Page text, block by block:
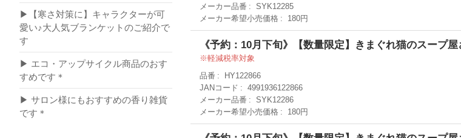
メーカー品番
SYK12285
メーカー希望小売価格
180円
《予約：10月下旬》【数量限定】きまぐれ猫のスープ
軽減税率対象
品番
HY122866
JANコード
4991936122866
メーカー品番
SYK12286
メーカー希望小売価格
180円
▶【寒さ対策に】キャラクターが可
愛い♪大人気ブランケットのご紹介で
す
▶ エコ・アップサイクル商品のおす
すめです＊
▶ サロン様にもおすすめの香り雑貨
です＊